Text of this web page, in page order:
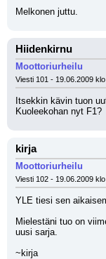
Melkonen juttu.
Hiidenkirnu
Moottoriurheilu
Viesti 101 - 19.06.2009
Itsekkin kävin tuon
Kuoleekohan nyt F1?
kirja
Moottoriurheilu
Viesti 102 - 19.06.2009
YLE tiesi sen
Mielestäni tuo on
uusi sarja.
~kirja